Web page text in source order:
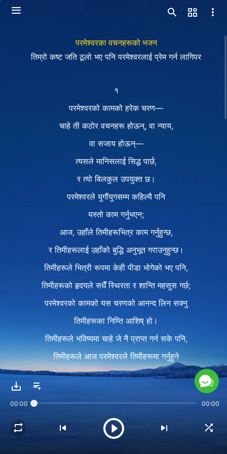
परमेश्‍वरका वचनहरूको भजन
तिम्रो कष्ट जति ठूलो भए पनि परमेश्‍वरलाई प्रेम गर्न लागिपर
१
परमेश्‍वरको कामको हरेक चरण—
चाहे ती कठोर वचनहरू होऊन्, वा न्याय,
वा सजाय होऊन्—
त्यसले मानिसलाई सिद्ध पार्छ,
र त्यो बिलकुल उपयुक्त छ।
परमेश्‍वरले युगौंयुगसम्म कहिल्यै पनि
यस्तो काम गर्नुभएन;
आज, उहाँले तिमीहरूभित्र काम गर्नुहुन्छ,
र तिमीहरूलाई उहाँको बुद्धि अनुभूत गराउनुहुन्छ।
तिमीहरूले भित्री रूपमा केही पीडा भोगेको भए पनि,
तिमीहरूको हृदयले सधैँ स्थिरता र शान्ति महसुस गर्छ;
परमेश्‍वरको कामको यस चरणको आनन्द लिन सक्नु
तिमीहरूका निम्ति आशिष् हो।
तिमीहरूले भविष्यमा चाहे जे नै प्राप्त गर्न सके पनि,
तिमीहरूले आज परमेश्‍वरले तिमीहरूमा गर्नुहुने
सबै काम प्रेम नै हो भनी देख्छौ।
तिनीहरू कष्टको कुनै मूल्य हुँदैन,
00:00 00:00